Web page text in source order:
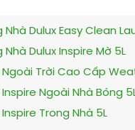
Nhà Dulux Easy Clean
Nhà Dulux Inspire Mờ 5L
Ngoài Trời Cao Cấp
Inspire Ngoài Nhà Bóng
Inspire Trong Nhà 5L